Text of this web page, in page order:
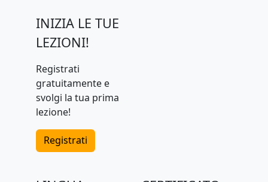
INIZIA LE TUE
LEZIONI!
Registrati
gratuitamente e
svolgi la tua prima
lezione!
Registrati